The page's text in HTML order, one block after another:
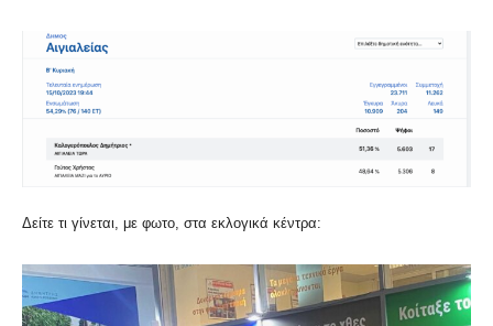
Δείτε τι γίνεται, με φωτο, στα εκλογικά κέντρα: